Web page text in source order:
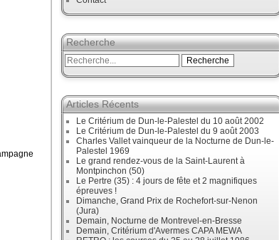
Recherche
Articles Récents
Le Critérium de Dun-le-Palestel du 10 août 2002
Le Critérium de Dun-le-Palestel du 9 août 2003
Charles Vallet vainqueur de la Nocturne de Dun-le-
Palestel 1969
Le grand rendez-vous de la Saint-Laurent à
Montpinchon (50)
Le Pertre (35) : 4 jours de fête et 2 magnifiques
épreuves !
Dimanche, Grand Prix de Rochefort-sur-Nenon
(Jura)
Demain, Nocturne de Montrevel-en-Bresse
Demain, Critérium d'Avermes CAPA MEWA